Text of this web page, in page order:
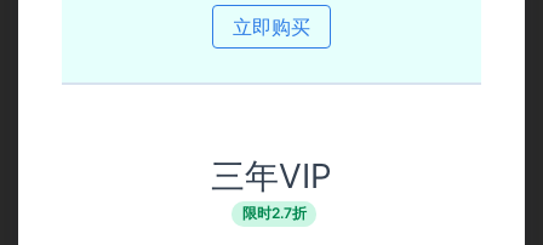
立即购买
三年VIP
限时2.7折